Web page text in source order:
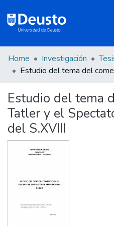
DeustoTeka
Communities
&
Collections
All of DSpace
Statistics
Home Investigación
Estudio del tema
Tatler y el
del S.XVIII